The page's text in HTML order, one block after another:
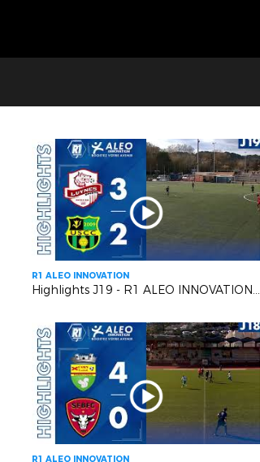
R1 ALEO INNOVATION
Highlights J19 - R1 ALEO INNOVATION | Luynes S VS US Carqueiranne Crau
R1 ALEO INNOVATION